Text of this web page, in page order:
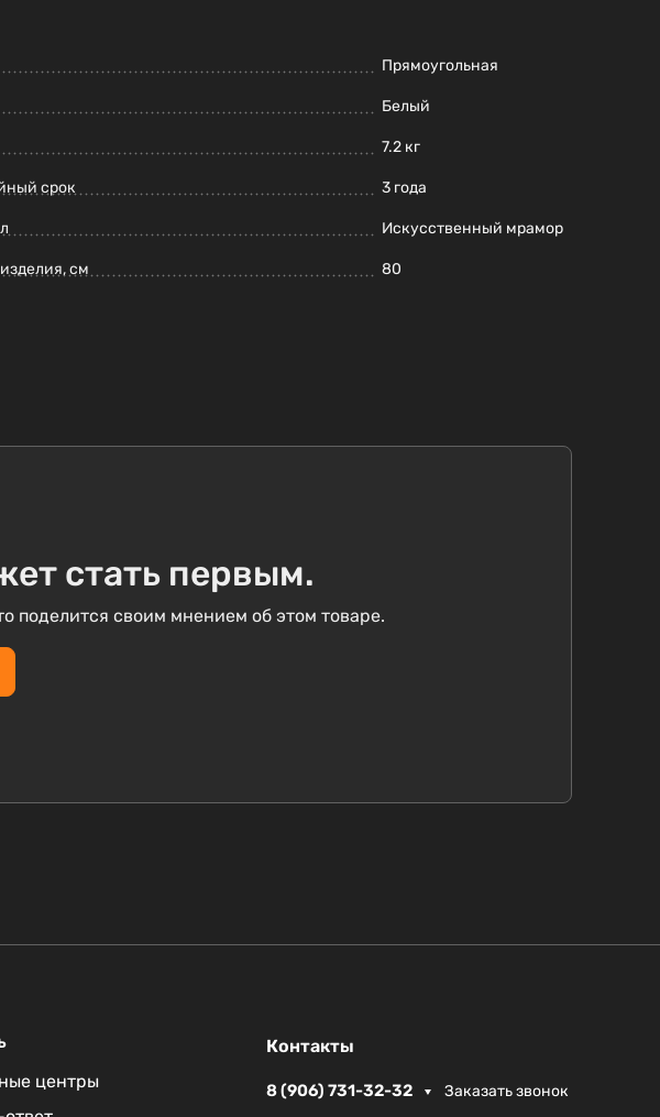
Прямоугольная
Белый
7.2 кг
срок 3 года
Искусственный мрамор
см 80
стать первым.
поделится своим мнением об этом товаре.
центры
Контакты
8 (906) 731-32-32 Заказать звонок